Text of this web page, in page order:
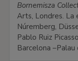
Bornemisza
Arts, Londres. La
Núremberg,
Pablo Ruiz
Barcelona –Palau